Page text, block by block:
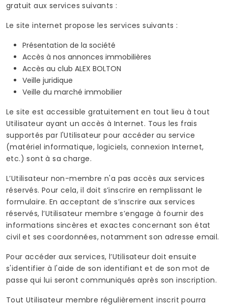
gratuit aux services suivants :
Le site internet propose les services suivants :
Présentation de la société
Accès à nos annonces immobilières
Accès au club ALEX BOLTON
Veille juridique
Veille du marché immobilier
Le site est accessible gratuitement en tout lieu à tout
Utilisateur ayant un accès à Internet. Tous les frais
supportés par l'Utilisateur pour accéder au service
(matériel informatique, logiciels, connexion Internet,
etc.) sont à sa charge.
L’Utilisateur non-membre n'a pas accès aux services
réservés. Pour cela, il doit s’inscrire en remplissant le
formulaire. En acceptant de s’inscrire aux services
réservés, l’Utilisateur membre s’engage à fournir des
informations sincères et exactes concernant son état
civil et ses coordonnées, notamment son adresse email.
Pour accéder aux services, l’Utilisateur doit ensuite
s'identifier à l'aide de son identifiant et de son mot de
passe qui lui seront communiqués après son inscription.
Tout Utilisateur membre régulièrement inscrit pourra